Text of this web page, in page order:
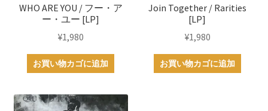
WHO ARE YOU / フー・ア
ー・ユー [LP]
¥1,980
お買い物カゴに追加
Join Together / Rarities
[LP]
¥1,980
お買い物カゴに追加